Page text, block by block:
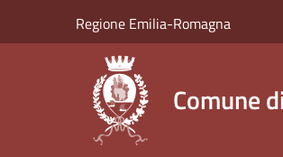
Regione Emilia-Romagna
Comune